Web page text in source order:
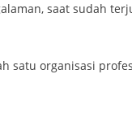
saat sudah
satu organisasi